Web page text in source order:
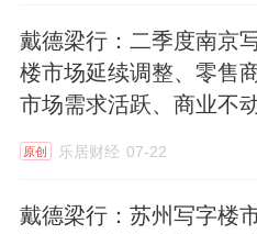
戴德梁行：二季度南京
楼市场延续调整、零售
市场需求活跃、商业不
REITs有望突破
原创 乐居财经 07-22
戴德梁行：苏州写字楼